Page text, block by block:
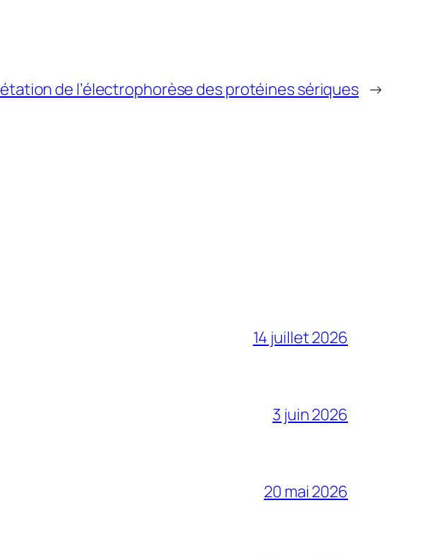
de l’électrophorèse des protéines sériques →
14 juillet 2026
3 juin 2026
20 mai 2026